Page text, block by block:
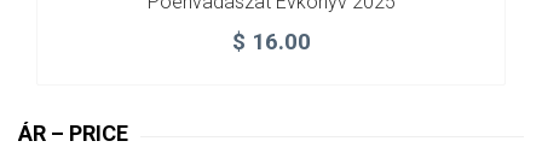
$ 16.00
ÁR – PRICE